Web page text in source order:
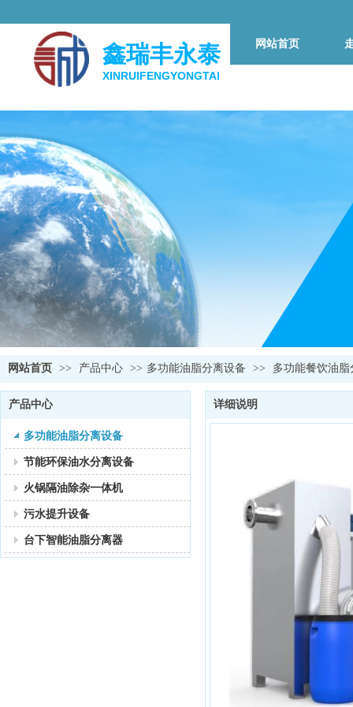
鑫瑞丰永泰
XINRUIFENGYONGTAI
网站首页
网站首页 >> 产品中心 >> 多功能油脂分离设备 >> 多功能餐饮油脂
产品中心
多功能油脂分离设备
节能环保油水分离设备
火锅隔油除杂一体机
污水提升设备
台下智能油脂分离器
详细说明